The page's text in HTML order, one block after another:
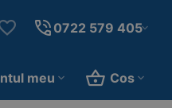
0722 579 405
Cos
meu